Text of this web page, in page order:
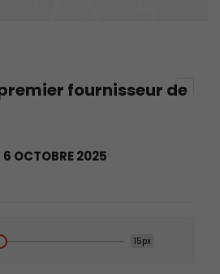
fournisseur de
6 OCTOBRE 2025
15px